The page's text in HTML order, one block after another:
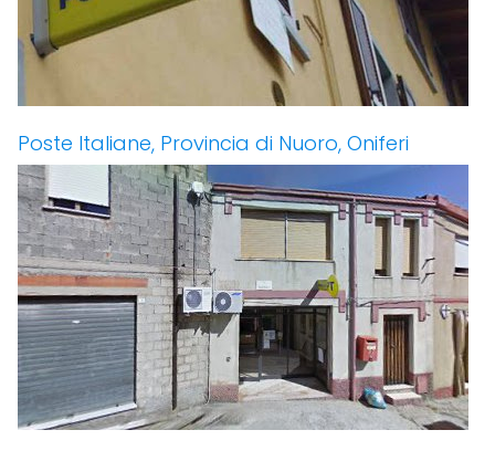
Poste Italiane, Provincia di Nuoro, Oniferi